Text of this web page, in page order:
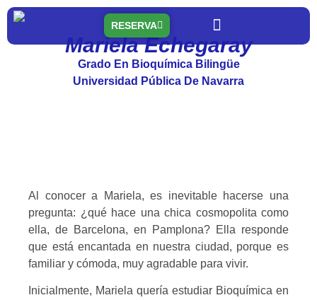
RESERVA
Mariela Echegaray
Grado En Bioquímica Bilingüe
Universidad Pública De Navarra
Al conocer a Mariela, es inevitable hacerse una
pregunta: ¿qué hace una chica cosmopolita como
ella, de Barcelona, en Pamplona? Ella responde
que está encantada en nuestra ciudad, porque es
familiar y cómoda, muy agradable para vivir.
Inicialmente, Mariela quería estudiar Bioquímica en